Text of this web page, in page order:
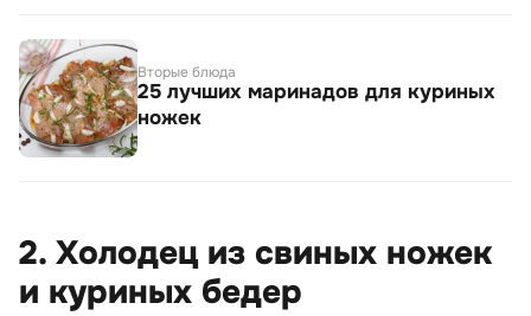
Вторые блюда
25 лучших маринадов для куриных
ножек
2. Холодец из свиных ножек
и куриных бедер